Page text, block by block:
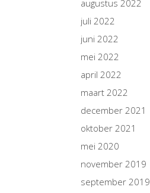
augustus 2022
juli 2022
juni 2022
mei 2022
april 2022
maart 2022
december 2021
oktober 2021
mei 2020
november 2019
september 2019